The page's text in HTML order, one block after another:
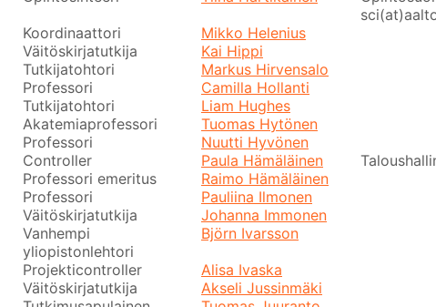
Koordinaattori
Mikko Helenius
Väitöskirjatutkija
Kai Hippi
Tutkijatohtori
Markus Hirvensalo
Professori
Camilla Hollanti
Tutkijatohtori
Liam Hughes
Akatemiaprofessori
Tuomas Hytönen
Professori
Nuutti Hyvönen
Controller
Paula Hämäläinen
Professori emeritus
Raimo Hämäläinen
Professori
Pauliina Ilmonen
Väitöskirjatutkija
Johanna Immonen
Vanhempi
yliopistonlehtori
Björn Ivarsson
Projekticontroller
Alisa Ivaska
Väitöskirjatutkija
Akseli Jussinmäki